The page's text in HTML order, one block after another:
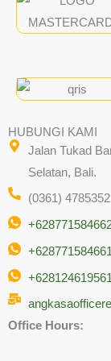
HUBUNGI KAMI
Jalan Tukad
Selatan, Bali.
(0361) 4785352
Office Hours: